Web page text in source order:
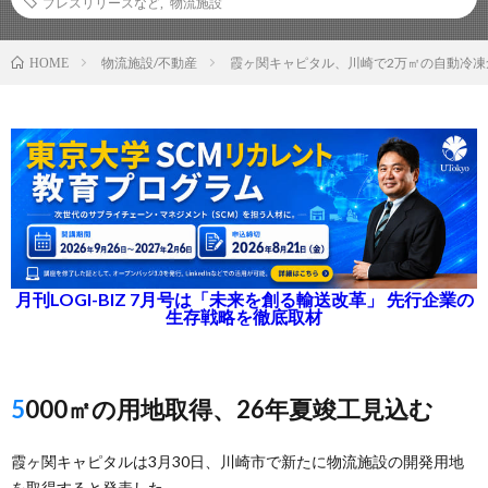
HOME 物流施設/不動産 霞ヶ関キャピタル、川崎で2万㎡の自動冷
月刊LOGI-BIZ 7月号は「未来を創る輸送改革」 先行企業の
生存戦略を徹底取材
5000㎡の用地取得、26年夏竣工見込む
霞ヶ関キャピタルは3月30日、川崎市で新たに物流施設の開発用地